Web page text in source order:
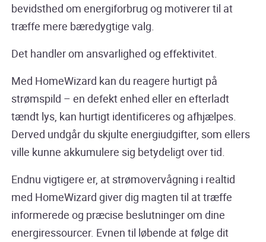
bevidsthed om energiforbrug og motiverer til at
træffe mere bæredygtige valg.
Det handler om ansvarlighed og effektivitet.
Med HomeWizard kan du reagere hurtigt på
strømspild – en defekt enhed eller en efterladt
tændt lys, kan hurtigt identificeres og afhjælpes.
Derved undgår du skjulte energiudgifter, som ellers
ville kunne akkumulere sig betydeligt over tid.
Endnu vigtigere er, at strømovervågning i realtid
med HomeWizard giver dig magten til at træffe
informerede og præcise beslutninger om dine
energiressourcer. Evnen til løbende at følge dit